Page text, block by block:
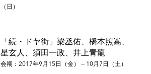
（日）
「続・ドヤ街」梁丞佑、橋本照嵩、
星玄人、須田一政、井上青龍
会期：2017年9月15日（金） — 10月7日（土）